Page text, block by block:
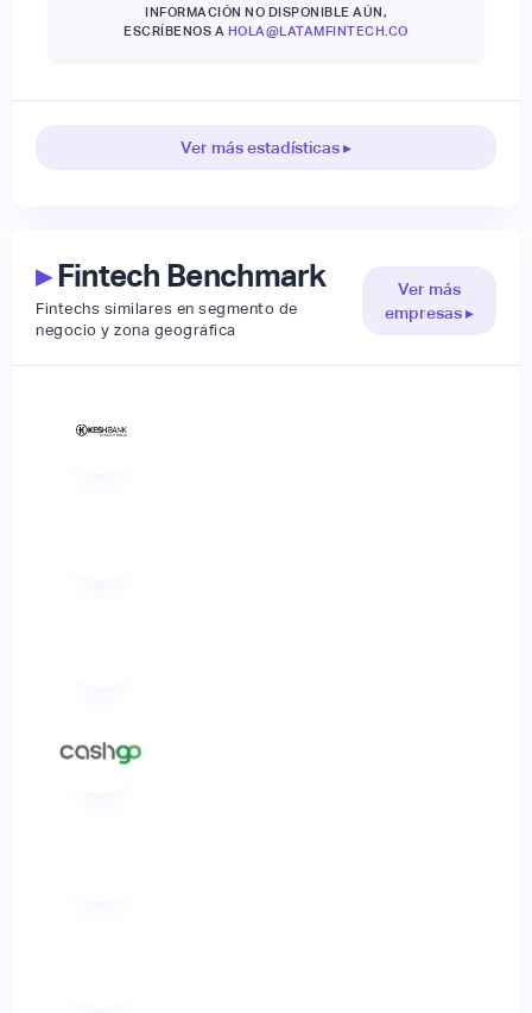
INFORMACIÓN NO DISPONIBLE AÚN,
ESCRÍBENOS A HOLA@LATAMFINTECH.CO
Ver más estadísticas ▸
▸Fintech Benchmark
Fintechs similares en segmento de
negocio y zona geográfica
Ver más
empresas ▸